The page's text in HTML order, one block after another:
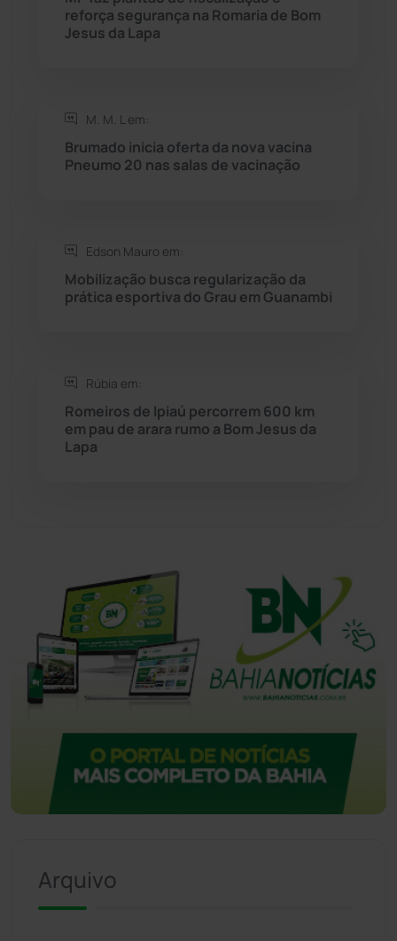
Rio do Pires
Seabra
Sebastião Laranjeiras
Tecnologia
reforça segurança na Romaria de Bom
Jesus da Lapa
M. M. L em:
Brumado inicia oferta da nova vacina
Pneumo 20 nas salas de vacinação
Edson Mauro em:
Mobilização busca regularização da
prática esportiva do Grau em Guanambi
Rúbia em:
Romeiros de Ipiaú percorrem 600 km
em pau de arara rumo a Bom Jesus da
Lapa
Arquivo